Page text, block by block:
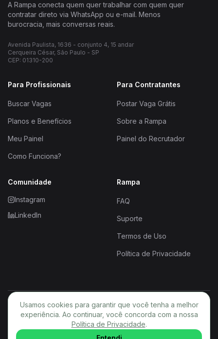
A Rampa conecta quem quer trabalhar com quem quer
contratar direto via WhatsApp ou e-mail. Menos
burocracia, mais conversas reais.
Avenida Paulista, 1636 - conjunto 4, 15 andar
Cerqueira César, São Paulo - SP
CEP: 01310-200
Para Profissionais
Buscar Vagas
Planos e Benefícios
Meu Painel
Como Funciona?
Para Contratantes
Postar Vaga Grátis
Sobre a Rampa
Painel do Recrutador
Comunidade
Instagram
LinkedIn
Rampa
FAQ
Suporte
Termos de Uso
Política de Privacidade
© 2026 Rampa. Todos os direitos reservados.
PT
Usamos cookies para garantir que você tenha a melhor
experiência. Ao continuar, você concorda com a nossa
Política de Privacidade.